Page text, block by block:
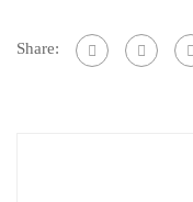
Share: